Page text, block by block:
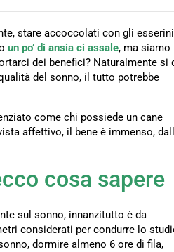
stare accoccolati con gli
un po’ di ansia ci assale, ma siamo
dei benefici? Naturalmente si
del sonno, il tutto potrebbe
come chi possiede un cane
affettivo, il bene è immenso,
cosa sapere
sul sonno, innanzitutto è da
considerati per condurre lo
dormire almeno 6 ore di fila,